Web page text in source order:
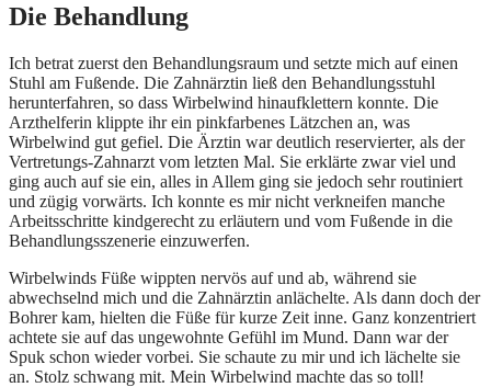
Die Behandlung
Ich betrat zuerst den Behandlungsraum und setzte mich auf einen
Stuhl am Fußende. Die Zahnärztin ließ den Behandlungsstuhl
herunterfahren, so dass Wirbelwind hinaufklettern konnte. Die
Arzthelferin klippte ihr ein pinkfarbenes Lätzchen an, was
Wirbelwind gut gefiel. Die Ärztin war deutlich reservierter, als der
Vertretungs-Zahnarzt vom letzten Mal. Sie erklärte zwar viel und
ging auch auf sie ein, alles in Allem ging sie jedoch sehr routiniert
und zügig vorwärts. Ich konnte es mir nicht verkneifen manche
Arbeitsschritte kindgerecht zu erläutern und vom Fußende in die
Behandlungsszenerie einzuwerfen.
Wirbelwinds Füße wippten nervös auf und ab, während sie
abwechselnd mich und die Zahnärztin anlächelte. Als dann doch der
Bohrer kam, hielten die Füße für kurze Zeit inne. Ganz konzentriert
achtete sie auf das ungewohnte Gefühl im Mund. Dann war der
Spuk schon wieder vorbei. Sie schaute zu mir und ich lächelte sie
an. Stolz schwang mit. Mein Wirbelwind machte das so toll!